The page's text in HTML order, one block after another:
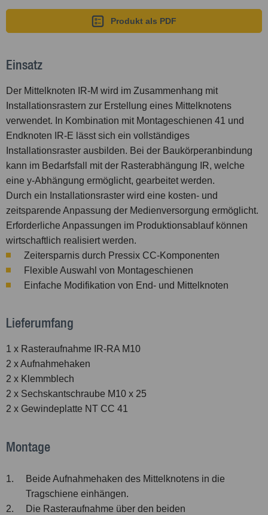
Produkt als PDF
Einsatz
Der Mittelknoten IR-M wird im Zusammenhang mit
Installationsrastern zur Erstellung eines Mittelknotens
verwendet. In Kombination mit Montageschienen 41 und
Endknoten IR-E lässt sich ein vollständiges
Installationsraster ausbilden. Bei der Baukörperanbindung
kann im Bedarfsfall mit der Rasterabhängung IR, welche
eine y-Abhängung ermöglicht, gearbeitet werden.
Durch ein Installationsraster wird eine kosten- und
zeitsparende Anpassung der Medienversorgung ermöglicht.
Erforderliche Anpassungen im Produktionsablauf können
wirtschaftlich realisiert werden.
Zeitersparnis durch Pressix CC-Komponenten
Flexible Auswahl von Montageschienen
Einfache Modifikation von End- und Mittelknoten
Lieferumfang
1 x Rasteraufnahme IR-RA M10
2 x Aufnahmehaken
2 x Klemmblech
2 x Sechskantschraube M10 x 25
2 x Gewindeplatte NT CC 41
Montage
1.
Beide Aufnahmehaken des Mittelknotens in die
Tragschiene einhängen.
2.
Die Rasteraufnahme über den beiden